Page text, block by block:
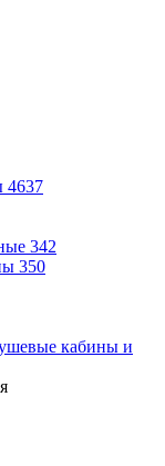
4637
342
350
кабины и